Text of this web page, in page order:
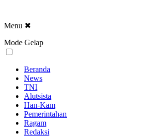
Menu ✖
Mode Gelap
Beranda
News
TNI
Alutsista
Han-Kam
Pemerintahan
Ragam
Redaksi